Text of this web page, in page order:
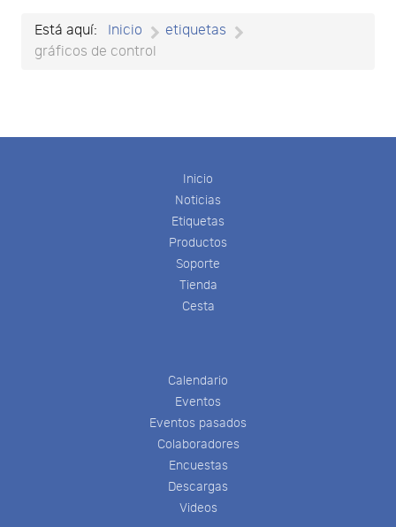
Está aquí: Inicio
etiquetas
gráficos de control
Inicio
Noticias
Etiquetas
Productos
Soporte
Tienda
Cesta
Calendario
Eventos
Eventos pasados
Colaboradores
Encuestas
Descargas
Videos